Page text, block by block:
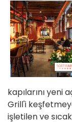
kapılarını yeni
Grill'i
işletilen ve